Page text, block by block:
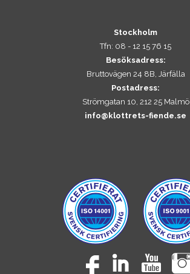
Stockholm
Tfn: 08 - 12 15 76 15
Besöksadress:
Bruttovägen 24 8B, Järfälla
Postadress:
Strömgatan 10, 212 25 Malmö
info@klottrets-fiende.se